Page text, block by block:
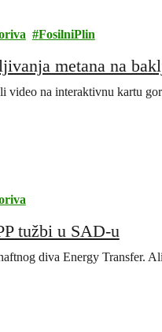
FosilniPlin
metana na
na interaktivnu kartu
tužbi u SAD-u
diva Energy Transfer.